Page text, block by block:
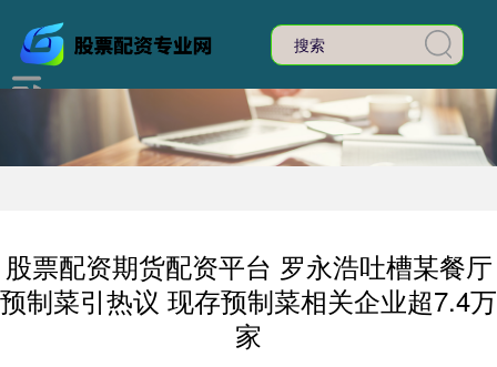
股票配资期货配资平台 罗永浩吐槽某餐厅
预制菜引热议 现存预制菜相关企业超7.4万
家